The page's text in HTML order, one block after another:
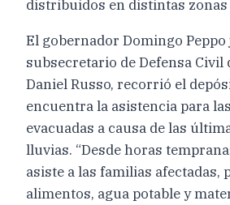
distribuidos en distintas
El gobernador Domingo
subsecretario de Defensa Civil
Daniel Russo, recorrió el
encuentra la asistencia para
evacuadas a causa de las
lluvias. “Desde horas
asiste a las familias afectadas,
alimentos, agua potable y